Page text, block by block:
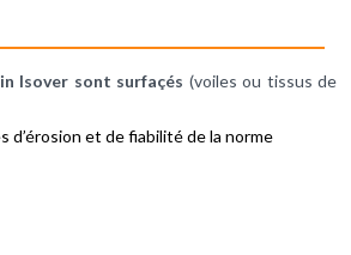
Isover sont surfaçés (voiles ou tissus de
et de fiabilité de la norme